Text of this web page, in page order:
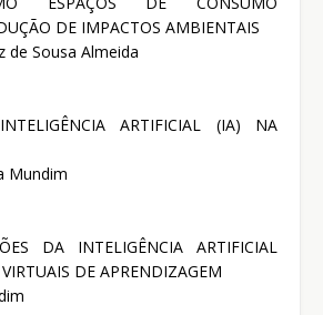
DE IMPACTOS AMBIENTAIS
de Sousa Almeida
ARTIFICIAL (IA) NA
Mundim
DA INTELIGÊNCIA ARTIFICIAL
DE APRENDIZAGEM